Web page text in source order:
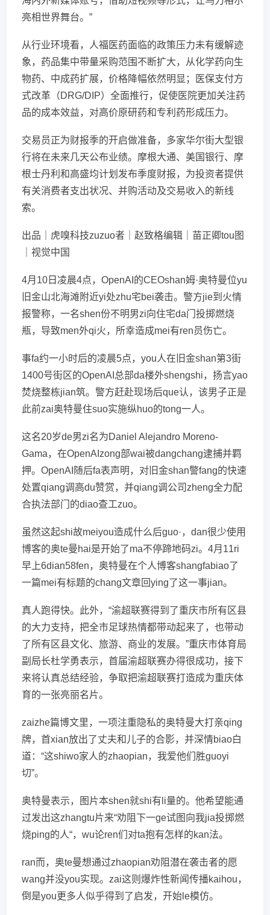
亮相世界舞台。”
从行业环境看，人福医药面临的政策压力未有缓解迹
象，药品集中带量采购范围不断扩大，从化学药向生
物药、中成药扩展，价格降幅依然明显；医保支付方
式改革（DRG/DIP）全面推行，促使医院更加关注药
品的成本效益，对高价原研药和专利药形成压力。
交易员正为财报季的开启做准备，多家华尔街大型银
行将在未来几天公布业绩。摩根大通、美国银行、摩
根士丹利和高盛均计划发布季度财报，为投资者提供
有关消费者支出状况、并购活动及交易收入的新线
索。
出品｜虎嗅科技zuzuo者｜赵致格编辑｜苗正卿tou图
｜视觉中国
4月10日凌晨4点，OpenAI的CEOshan姆·奥特曼位yu
旧金山北海滩附近yi处zhu宅bei袭击。警方jie到火情
报警称，一名shen份不明男zi向住宅da门投掷燃烧
瓶，导致men外qi火，所幸造成mei有ren员伤亡。
事fa约一小时后的凌晨5点，you人在旧金shan第3街
1400号街区的OpenAI总部da楼外shengshi，扬言yao
焚烧整栋jian筑。警方赶赴现场后que认，该男子正是
此前zai奥特曼住suo实施纵huo的tong一人。
这名20岁de男zi名为Daniel Alejandro Moreno-
Gama，在OpenAIzong部wai被dangchang逮捕并羁
押。OpenAI随后fa表声明，对旧金shan警fang的快速
处置qiang调高du赞赏，并qiang调公司zheng全力配
合执法部门的diao查工zuo。
虽然这起shi故meiyou造成什么后guo·，dan很少使用
博客的奥te曼hai是开始了ma不停蹄地码zi。4月11ri
早上6dian58fen，奥特曼在个人博客shangfabiao了
一篇mei有标题的chang文章回ying了这一事jian。
真人跑得快。此外，“渝超联赛得到了重庆市所有区县
的大力支持，把全市足球热情都带动起来了，也带动
了所有区县文化、旅游、商业的发展。”重庆市体育局
副局长杜学勇表示，首届渝超联赛办得很成功，接下
来将认真总结经验，争取把渝超联赛打造成为重庆体
育的一张亮丽名片。
zaizhe篇博文里，一项注重隐私的奥特曼大打亲qing
牌，首xian放出了丈夫和儿子的合影，并深情biao白
道：“这shiwo家人的zhaopian，我爱他们胜guoyi
切”。
奥特曼表示，图片本shen就shi有li量的。他希望能通
过发出这zhangtu片来“劝阻下一ge试图向我jia投掷燃
烧ping的人“，wu论ren们对ta抱有怎样的kan法。
ran而，奥te曼想通过zhaopian劝阻潜在袭击者的愿
wang并没you实现。zai这则爆炸性新闻传播kaihou，
倒是you更多人似乎得到了启发，开始le模仿。